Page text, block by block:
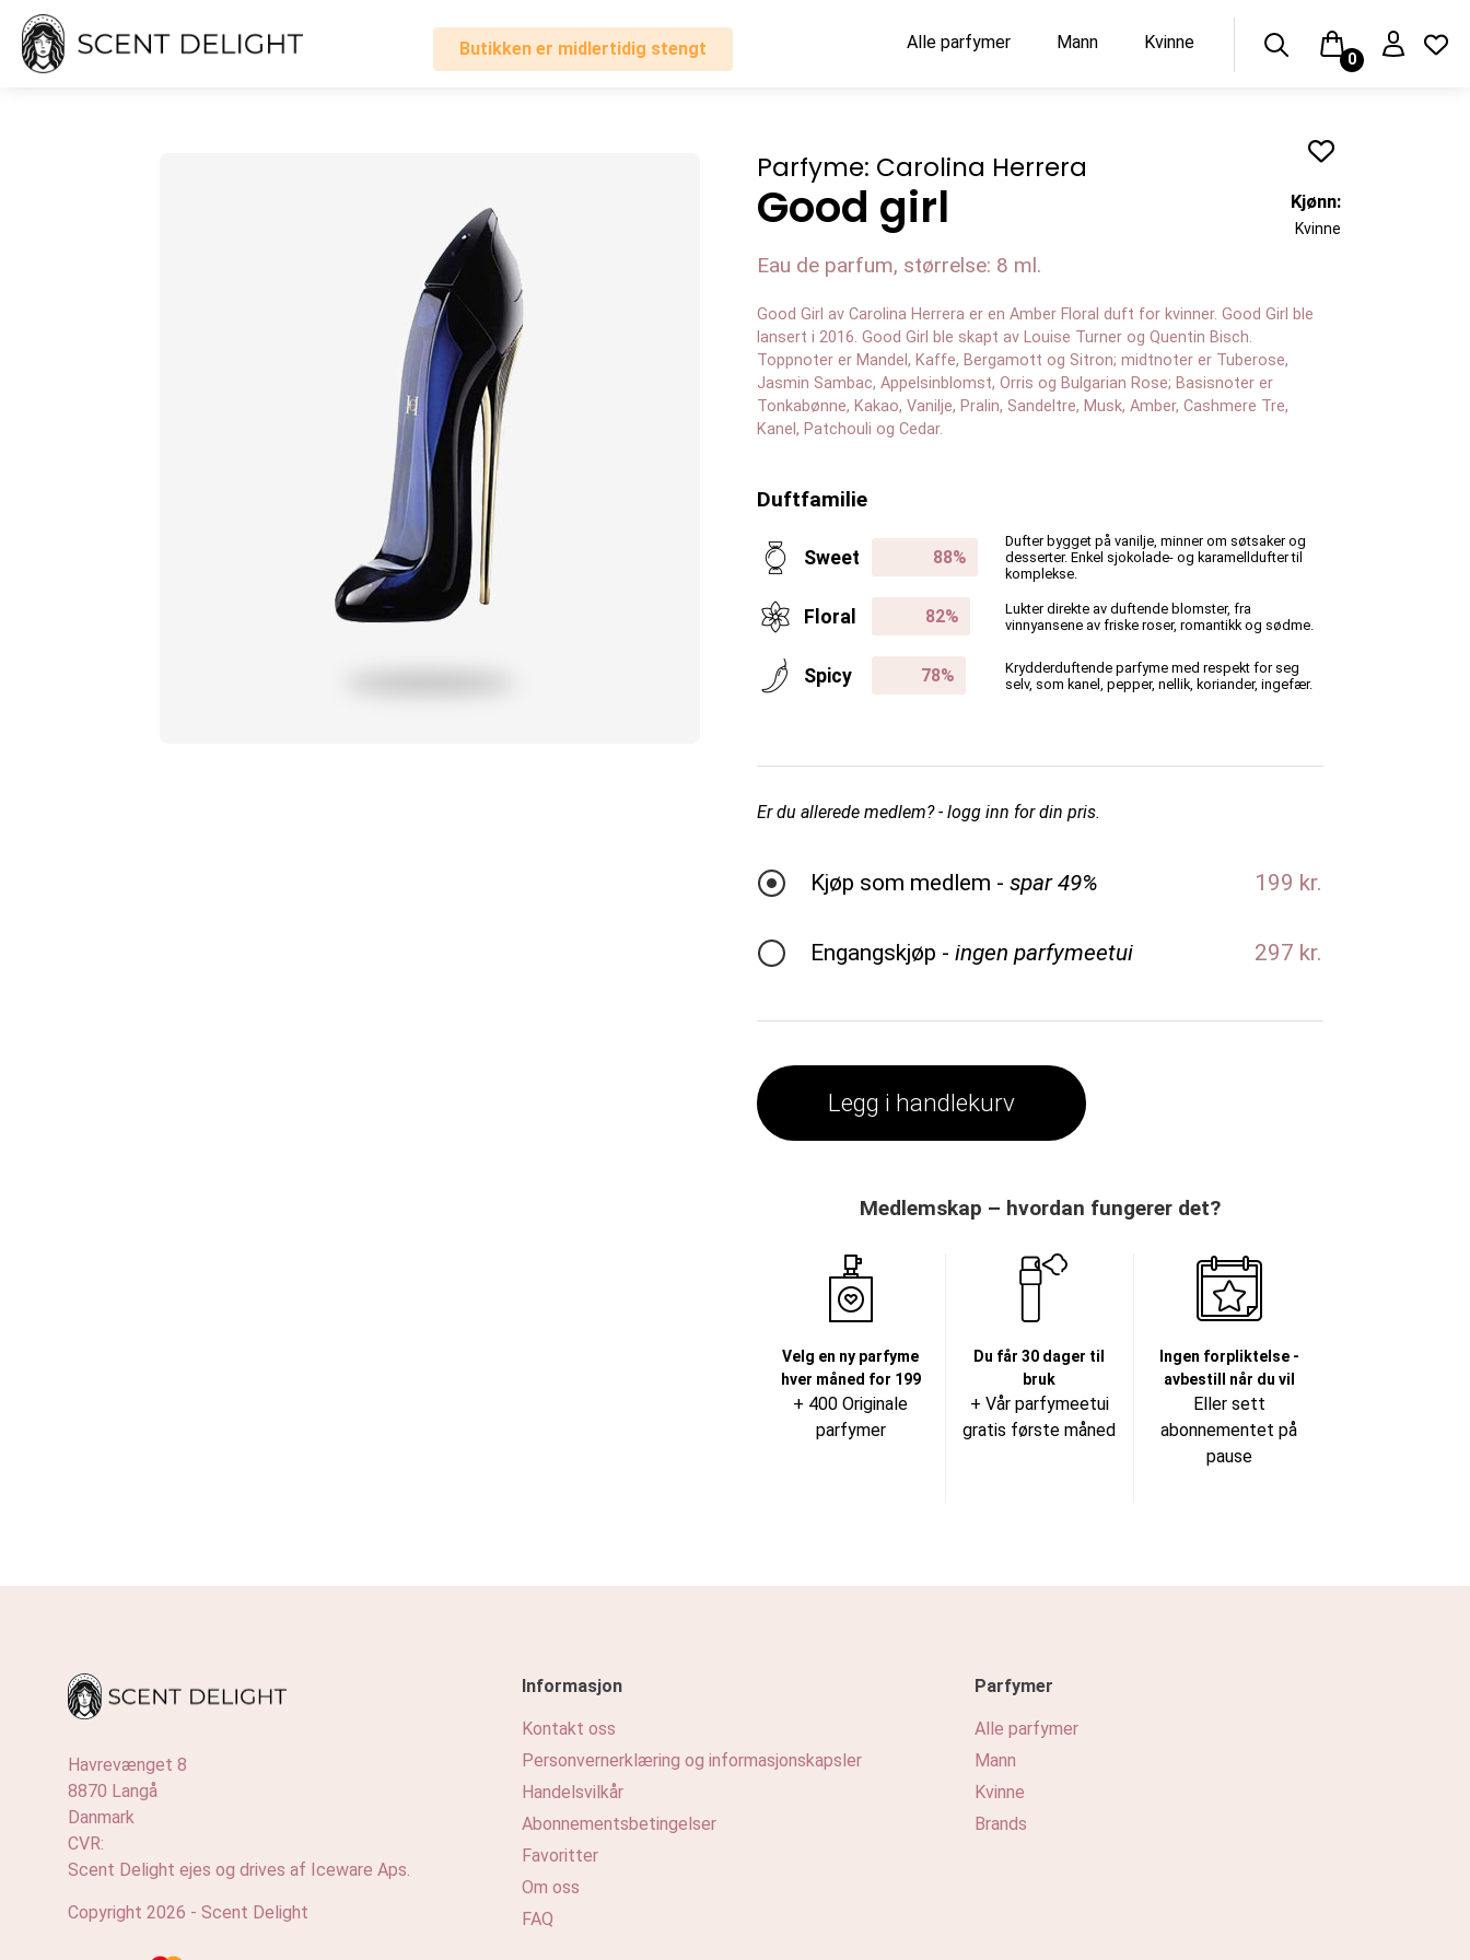
Butikken er midlertidig stengt Alle parfymer Mann Kvinne
0
Parfyme: Carolina Herrera
Good girl
Eau de parfum, størrelse: 8 ml.
Good Girl av Carolina Herrera er en Amber Floral duft for kvinner. Good Girl ble
lansert i 2016. Good Girl ble skapt av Louise Turner og Quentin Bisch.
Toppnoter er Mandel, Kaffe, Bergamott og Sitron; midtnoter er Tuberose,
Jasmin Sambac, Appelsinblomst, Orris og Bulgarian Rose; Basisnoter er
Tonkabønne, Kakao, Vanilje, Pralin, Sandeltre, Musk, Amber, Cashmere Tre,
Kanel, Patchouli og Cedar.
Duftfamilie
Sweet
Dufter bygget på vanilje, minner om søtsaker og
desserter. Enkel sjokolade- og karamelldufter til
komplekse.
Floral
Lukter direkte av duftende blomster, fra
vinnyansene av friske roser, romantikk og sødme.
Spicy
Krydderduftende parfyme med respekt for seg
selv, som kanel, pepper, nellik, koriander, ingefær.
Kjønn:
Kvinne
Er du allerede medlem? - logg inn for din pris.
Kjøp som medlem - spar 49% 199 kr.
Engangskjøp - ingen parfymeetui 297 kr.
Legg i handlekurv
Medlemskap – hvordan fungerer det?
Velg en ny parfyme
hver måned for 199
+ 400 Originale
parfymer
Du får 30 dager til
bruk
+ Vår parfymeetui
gratis første måned
Ingen forpliktelse -
avbestill når du vil
Eller sett
abonnementet på
pause
Havrevænget 8
8870 Langå
Danmark
CVR:
Scent Delight ejes og drives af Iceware Aps.
Copyright 2026 - Scent Delight
Informasjon
Kontakt oss
Personvernerklæring og informasjonskapsler
Handelsvilkår
Abonnementsbetingelser
Favoritter
Om oss
FAQ
Parfymer
Alle parfymer
Mann
Kvinne
Brands